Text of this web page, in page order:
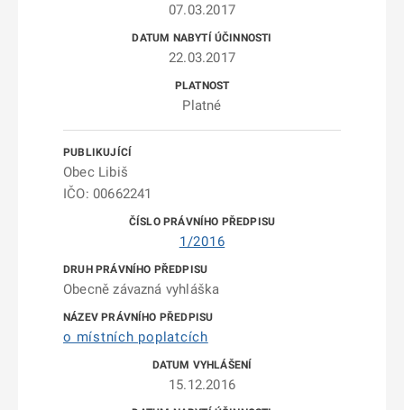
07.03.2017
22.03.2017
Platné
Obec Libiš
IČO: 00662241
1/2016
Obecně závazná vyhláška
o místních poplatcích
15.12.2016